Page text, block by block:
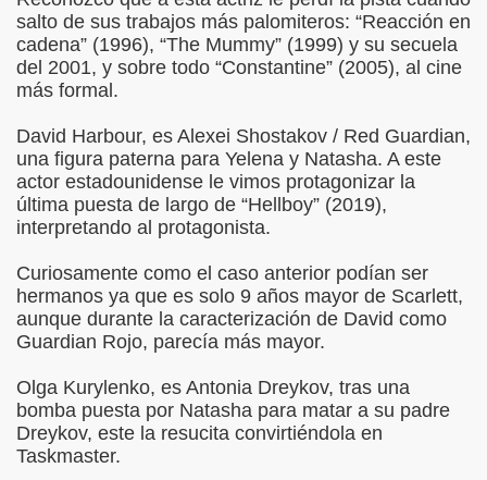
salto de sus trabajos más palomiteros: “Reacción en
cadena” (1996), “The Mummy” (1999) y su secuela
del 2001, y sobre todo “Constantine” (2005), al cine
más formal.
David Harbour, es Alexei Shostakov / Red Guardian,
una figura paterna para Yelena y Natasha. A este
actor estadounidense le vimos protagonizar la
última puesta de largo de “Hellboy” (2019),
interpretando al protagonista.
Curiosamente como el caso anterior podían ser
hermanos ya que es solo 9 años mayor de Scarlett,
aunque durante la caracterización de David como
Guardian Rojo, parecía más mayor.
Olga Kurylenko, es Antonia Dreykov, tras una
bomba puesta por Natasha para matar a su padre
Dreykov, este la resucita convirtiéndola en
Taskmaster.